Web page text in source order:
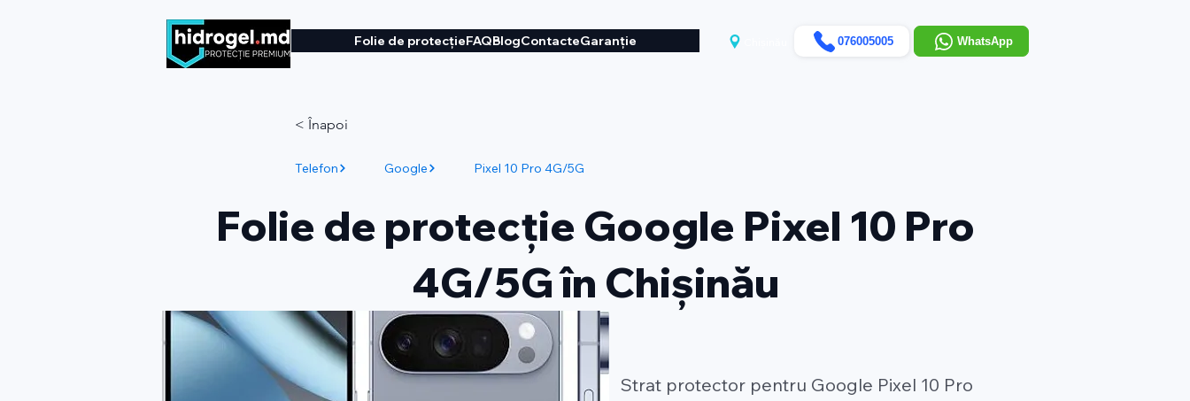
Folie de protecțieFAQBlogContacteGaranție 076005005 WhatsApp
< Înapoi
Telefon Google Pixel 10 Pro 4G/5G
Folie de protecție Google Pixel 10 Pro
4G/5G în Chișinău
Strat protector pentru Google Pixel 10 Pro